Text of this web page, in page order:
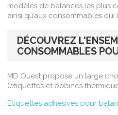
modèles de balances les plus
ainsi qu’aux consommables
DÉCOUVREZ
CONSOMMABLES
MD Ouest propose un large
(étiquettes et bobines
Etiquettes adhésives pour